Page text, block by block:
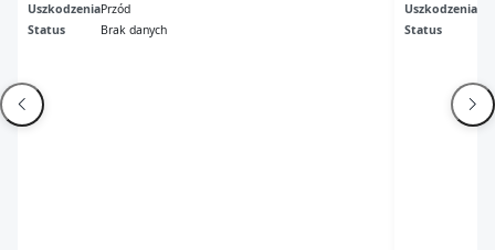
UszkodzeniaPrzód
Status
Brak danych
Uszkodzenia
Status